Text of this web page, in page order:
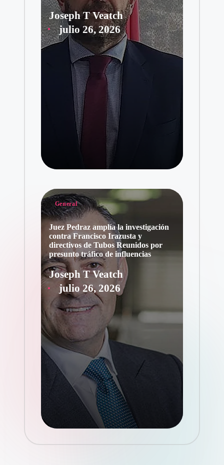
Publicado
por
Joseph T Veatch
julio 26, 2026
Publicado
en
General
Juez Pedraz amplía la investigación
contra Francisco Irazusta y
directivos de Tubos Reunidos por
presunto tráfico de influencias
Publicado
por
Joseph T Veatch
julio 26, 2026